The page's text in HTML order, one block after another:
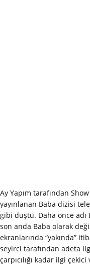
Ay Yapım tarafından
yayınlanan Baba dizisi
gibi düştü. Daha önce adı
son anda Baba olarak
ekranlarında “yakında”
seyirci tarafından adeta
çarpıcılığı kadar ilgi